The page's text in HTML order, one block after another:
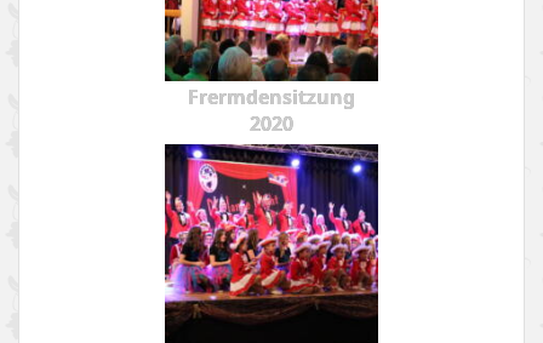
Frermdensitzung
2020